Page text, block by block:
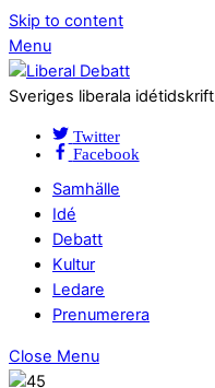
Skip to content
Menu
Sveriges liberala idétidskrift
Twitter
Facebook
Samhälle
Idé
Debatt
Kultur
Ledare
Prenumerera
Close Menu